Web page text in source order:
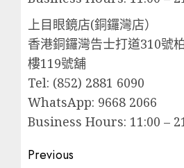
上目眼鏡店(銅鑼灣店）
香港銅鑼灣告士打道310號
樓119號舖
Tel: (852) 2881 6090
WhatsApp: 9668 2066
Business Hours: 11:00 –
Post
Previous